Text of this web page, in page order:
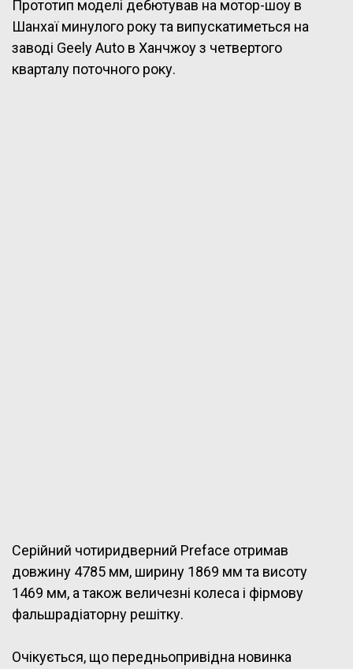
Прототип моделі дебютував на мотор-шоу в
Шанхаї минулого року та випускатиметься на
заводі Geely Auto в Ханчжоу з четвертого
кварталу поточного року.
Серійний чотиридверний Preface отримав
довжину 4785 мм, ширину 1869 мм та висоту
1469 мм, а також величезні колеса і фірмову
фальшрадіаторну решітку.
Очікується, що передньопривідна новинка